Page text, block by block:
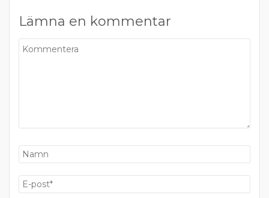
Lämna en kommentar